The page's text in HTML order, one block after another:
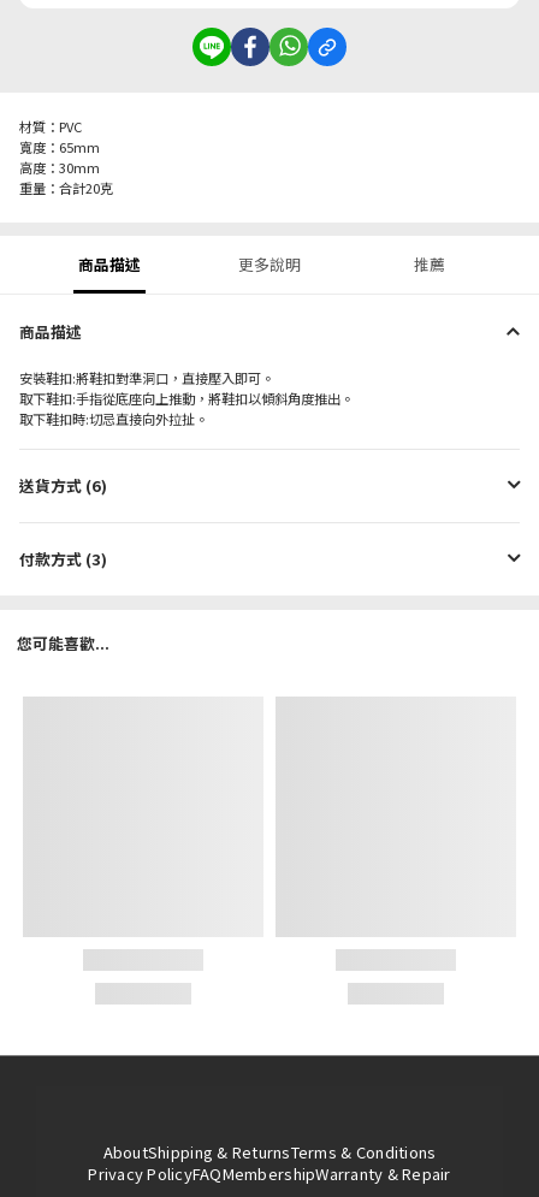
材質：PVC
寬度：65mm
高度：30mm
重量：合計20克
商品描述 更多說明 推薦
商品描述
安裝鞋扣:將鞋扣對準洞口，直接壓入即可。
取下鞋扣:手指從底座向上推動，將鞋扣以傾斜角度推出。
取下鞋扣時:切忌直接向外拉扯。
送貨方式 (6)
付款方式 (3)
您可能喜歡...
AboutShipping & ReturnsTerms & Conditions
Privacy PolicyFAQMembershipWarranty & Repair